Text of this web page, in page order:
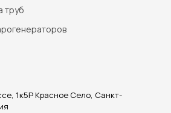
труб
1к5Р Красное Село, Санкт-